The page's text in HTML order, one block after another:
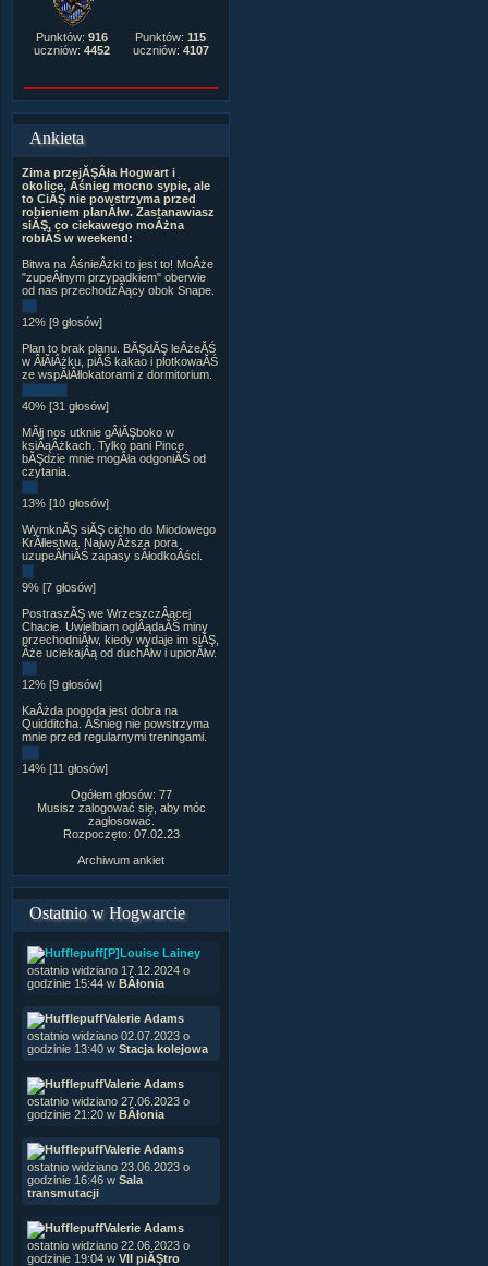
Punktów: 916
uczniów: 4452
Punktów: 115
uczniów: 4107
Ankieta
Zima przejĂŞÂła Hogwart i
okolice, Âśnieg mocno sypie, ale
to CiĂŞ nie powstrzyma przed
robieniem planĂłw. Zastanawiasz
siĂŞ, co ciekawego moÂżna
robiĂŚ w weekend:
Bitwa na ÂśnieÂżki to jest to! MoÂże
"zupeÂłnym przypadkiem" oberwie
od nas przechodzÂący obok Snape.
12% [9 głosów]
Plan to brak planu. BĂŞdĂŞ leÂżeĂŚ
w ÂłĂłÂżku, piĂŚ kakao i plotkowaĂŚ
ze wspĂłÂłlokatorami z dormitorium.
40% [31 głosów]
MĂłj nos utknie gÂłĂŞboko w
ksiÂąÂżkach. Tylko pani Pince
bĂŞdzie mnie mogÂła odgoniĂŚ od
czytania.
13% [10 głosów]
WymknĂŞ siĂŞ cicho do Miodowego
KrĂłlestwa. NajwyÂższa pora
uzupeÂłniĂŚ zapasy sÂłodkoÂści.
9% [7 głosów]
PostraszĂŞ we WrzeszczÂącej
Chacie. Uwielbiam oglÂądaĂŚ miny
przechodniĂłw, kiedy wydaje im siĂŞ,
Âże uciekajÂą od duchĂłw i upiorĂłw.
12% [9 głosów]
KaÂżda pogoda jest dobra na
Quidditcha. ÂŚnieg nie powstrzyma
mnie przed regularnymi treningami.
14% [11 głosów]
Ogółem głosów: 77
Musisz zalogować się, aby móc
zagłosować.
Rozpoczęto: 07.02.23
Archiwum ankiet
Ostatnio w Hogwarcie
[P]Louise Lainey
ostatnio widziano 17.12.2024 o
godzinie 15:44 w BÂłonia
Valerie Adams
ostatnio widziano 02.07.2023 o
godzinie 13:40 w Stacja kolejowa
Valerie Adams
ostatnio widziano 27.06.2023 o
godzinie 21:20 w BÂłonia
Valerie Adams
ostatnio widziano 23.06.2023 o
godzinie 16:46 w Sala
transmutacji
Valerie Adams
ostatnio widziano 22.06.2023 o
godzinie 19:04 w VII piĂŞtro